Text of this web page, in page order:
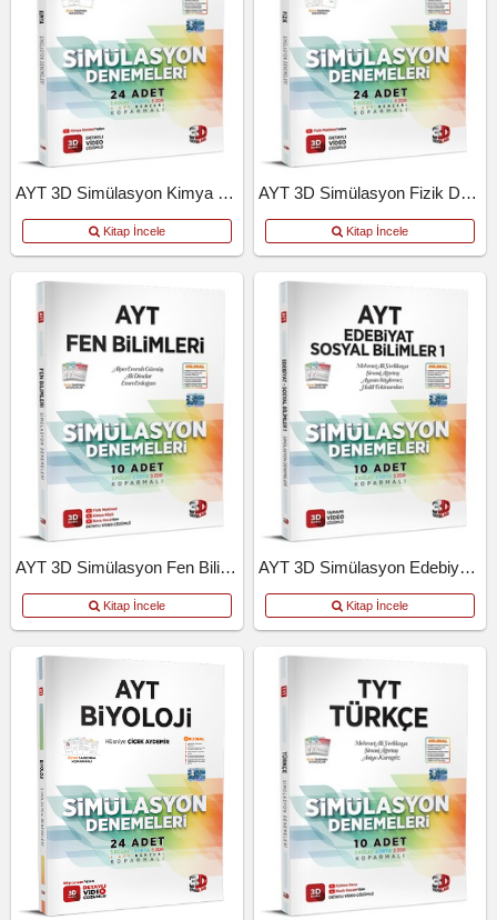
AYT 3D Simülasyon Kimya Denemeleri
Kitap İncele
AYT 3D Simülasyon Fizik Denemeleri
Kitap İncele
AYT 3D Simülasyon Fen Bilimleri Denemeleri
Kitap İncele
AYT 3D Simülasyon Edebiyat Tarih Coğrafya Denemeleri
Kitap İncele